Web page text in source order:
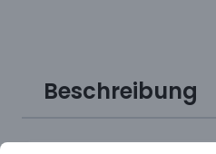
Beschreibung